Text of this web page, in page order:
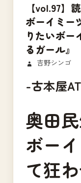
【vol.97】
ボーイミー
りたいボー
るガール』
2018/01/31
吉野シンゴ
-古本屋
奥田
ボー
て狂